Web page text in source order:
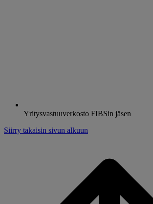
Yritysvastuuverkosto FIBSin jäsen
Siirry takaisin sivun alkuun